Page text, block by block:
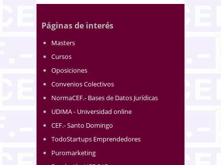
Páginas de interés
Masters
Cursos
Oposiciones
Convenios Colectivos
NormaCEF.- Bases de Datos Jurídicas
UDIMA - Universidad online
CEF.- Santo Domingo
TodoStartups Emprendedores
Puromarketing